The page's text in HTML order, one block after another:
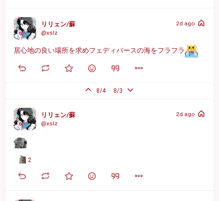
リリェン/蘇
@xslz
2d ago
居心地の良い場所を求めフェディバースの海をフラフラ
8/4 8/3
リリェン/蘇
@xslz
2d ago
2